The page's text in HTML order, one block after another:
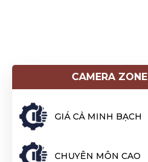
CAMERA
GIÁ CẢ MINH BẠCH
CHUYÊN MÔN CAO